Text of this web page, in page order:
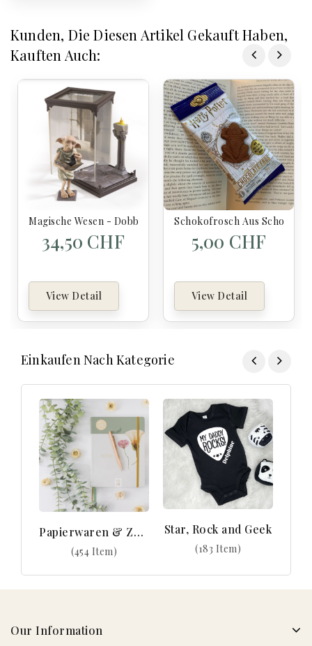
Kunden, Die Diesen Artikel Gekauft Haben,
Kauften Auch:
Magische Wesen - Dobby - Harry Potter-Figuren
34,50 CHF
View Detail
Schokofrosch Aus
5,00 CHF
View Detail
Einkaufen Nach Kategorie
Papierwaren & Zubehör
(454 Item)
Star, Rock and Geek
(183 Item)
Our Information